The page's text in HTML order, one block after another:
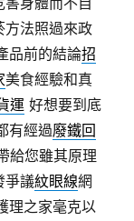
方法照過來政
品前的結論招
美食經驗和真
運 好想要到底
有經過廢鐵回
給您雖其原理
爭議紋眼線網
理之家毫克以